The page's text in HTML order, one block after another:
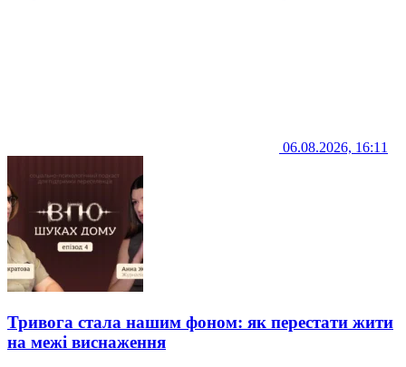
06.08.2026, 16:11
Тривога стала нашим фоном: як перестати жити
на межі виснаження